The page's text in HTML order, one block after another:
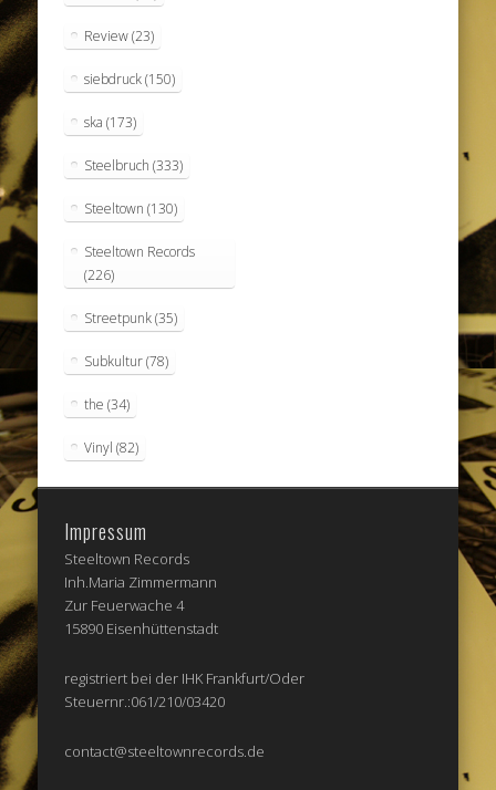
Review(23)
siebdruck(150)
ska (173)
Steelbruch (333)
Steeltown (130)
Steeltown Records
(226)
Streetpunk(35)
Subkultur(78)
the (34)
Vinyl (82)
Impressum
Steeltown Records
Inh.Maria Zimmermann
Zur Feuerwache 4
15890 Eisenhüttenstadt
registriert bei der IHK Frankfurt/Oder
Steuernr.:061/210/03420
contact@steeltownrecords.de